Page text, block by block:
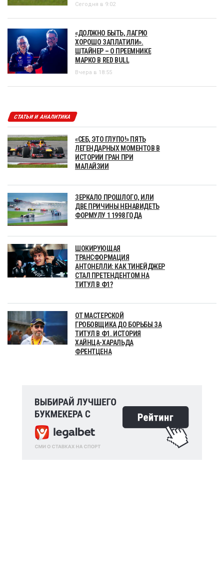
Сегодня в 9:02
«ДОЛЖНО БЫТЬ, ЛАГРЮ
ХОРОШО ЗАПЛАТИЛИ».
ШТАЙНЕР – О ПРЕЕМНИКЕ
МАРКО В RED BULL
Вчера в 18:55
СТАТЬИ И АНАЛИТИКА
«СЕБ, ЭТО ГЛУПО!» ПЯТЬ
ЛЕГЕНДАРНЫХ МОМЕНТОВ В
ИСТОРИИ ГРАН ПРИ
МАЛАЙЗИИ
ЗЕРКАЛО ПРОШЛОГО, ИЛИ
ДВЕ ПРИЧИНЫ НЕНАВИДЕТЬ
ФОРМУЛУ 1 1998 ГОДА
ШОКИРУЮЩАЯ
ТРАНСФОРМАЦИЯ
АНТОНЕЛЛИ: КАК ТИНЕЙДЖЕР
СТАЛ ПРЕТЕНДЕНТОМ НА
ТИТУЛ В Ф1?
ОТ МАСТЕРСКОЙ
ГРОБОВЩИКА ДО БОРЬБЫ ЗА
ТИТУЛ В Ф1. ИСТОРИЯ
ХАЙНЦА-ХАРАЛЬДА
ФРЕНТЦЕНА